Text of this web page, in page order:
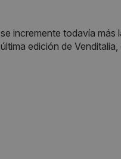
incremente todavía
edición de